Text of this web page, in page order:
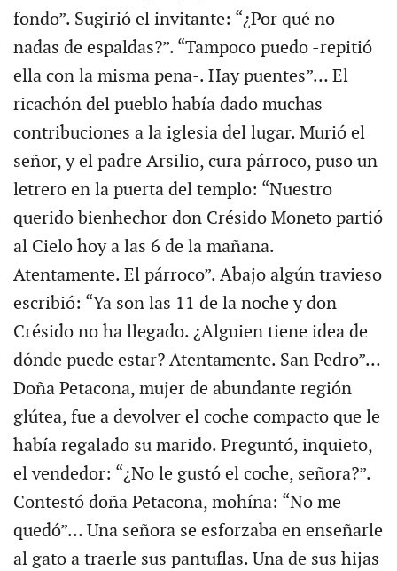
fondo”. Sugirió el invitante: “¿Por qué no
nadas de espaldas?”. “Tampoco puedo -repitió
ella con la misma pena-. Hay puentes”… El
ricachón del pueblo había dado muchas
contribuciones a la iglesia del lugar. Murió el
señor, y el padre Arsilio, cura párroco, puso un
letrero en la puerta del templo: “Nuestro
querido bienhechor don Crésido Moneto partió
al Cielo hoy a las 6 de la mañana.
Atentamente. El párroco”. Abajo algún travieso
escribió: “Ya son las 11 de la noche y don
Crésido no ha llegado. ¿Alguien tiene idea de
dónde puede estar? Atentamente. San Pedro”…
Doña Petacona, mujer de abundante región
glútea, fue a devolver el coche compacto que le
había regalado su marido. Preguntó, inquieto,
el vendedor: “¿No le gustó el coche, señora?”.
Contestó doña Petacona, mohína: “No me
quedó”… Una señora se esforzaba en enseñarle
al gato a traerle sus pantuflas. Una de sus hijas